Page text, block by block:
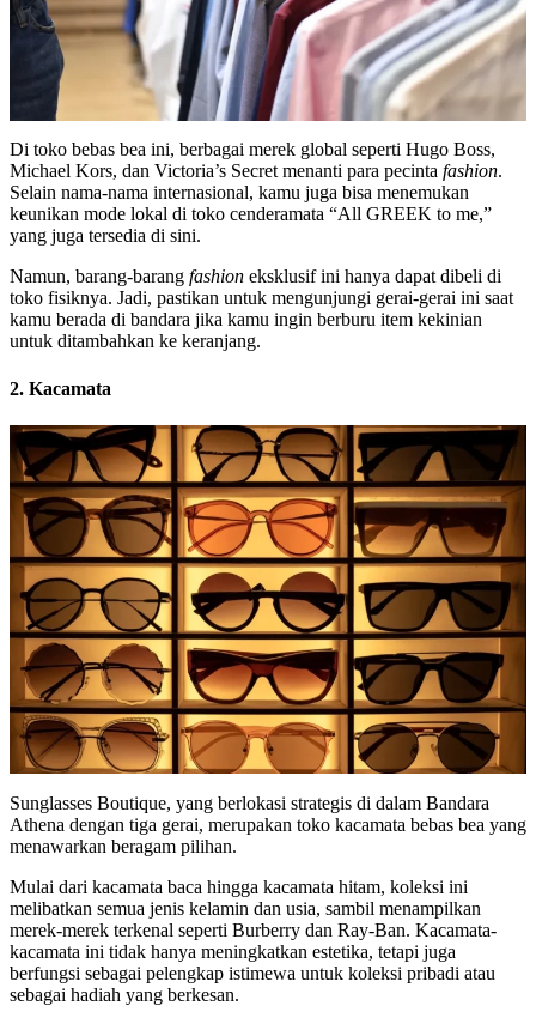
Di toko bebas bea ini, berbagai merek global seperti Hugo Boss,
Michael Kors, dan Victoria’s Secret menanti para pecinta fashion.
Selain nama-nama internasional, kamu juga bisa menemukan
keunikan mode lokal di toko cenderamata “All GREEK to me,”
yang juga tersedia di sini.
Namun, barang-barang fashion eksklusif ini hanya dapat dibeli di
toko fisiknya. Jadi, pastikan untuk mengunjungi gerai-gerai ini saat
kamu berada di bandara jika kamu ingin berburu item kekinian
untuk ditambahkan ke keranjang.
2. Kacamata
Sunglasses Boutique, yang berlokasi strategis di dalam Bandara
Athena dengan tiga gerai, merupakan toko kacamata bebas bea yang
menawarkan beragam pilihan.
Mulai dari kacamata baca hingga kacamata hitam, koleksi ini
melibatkan semua jenis kelamin dan usia, sambil menampilkan
merek-merek terkenal seperti Burberry dan Ray-Ban. Kacamata-
kacamata ini tidak hanya meningkatkan estetika, tetapi juga
berfungsi sebagai pelengkap istimewa untuk koleksi pribadi atau
sebagai hadiah yang berkesan.